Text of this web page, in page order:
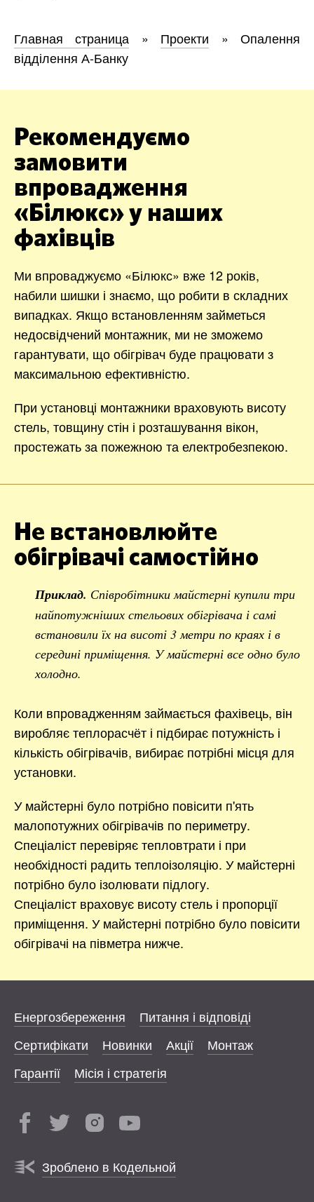
Главная страница » Проекти »Опалення
відділення А-Банку
Рекомендуємо
замовити
впровадження
«Білюкс» у наших
фахівців
Ми впроваджуємо «Білюкс» вже 12 років,
набили шишки і знаємо, що робити в складних
випадках. Якщо встановленням займеться
недосвідчений монтажник, ми не зможемо
гарантувати, що обігрівач буде працювати з
максимальною ефективністю.
При установці монтажники враховують висоту
стель, товщину стін і розташування вікон,
простежать за пожежною та електробезпекою.
Не встановлюйте
обігрівачі самостійно
Приклад. Співробітники майстерні купили три
найпотужніших стельових обігрівача і самі
встановили їх на висоті 3 метри по краях і в
середині приміщення. У майстерні все одно було
холодно.
Коли впровадженням займається фахівець, він
виробляє теплорасчёт і підбирає потужність і
кількість обігрівачів, вибирає потрібні місця для
установки.
У майстерні було потрібно повісити п'ять
малопотужних обігрівачів по периметру.
Спеціаліст перевіряє тепловтрати і при
необхідності радить теплоізоляцію. У майстерні
потрібно було ізолювати підлогу.
Спеціаліст враховує висоту стель і пропорції
приміщення. У майстерні потрібно було повісити
обігрівачі на півметра нижче.
Енергозбереження
Питання і відповіді
Сертифікати
Новинки Акції
Монтаж
Гарантії
Місія і стратегія
Зроблено в Кодельной